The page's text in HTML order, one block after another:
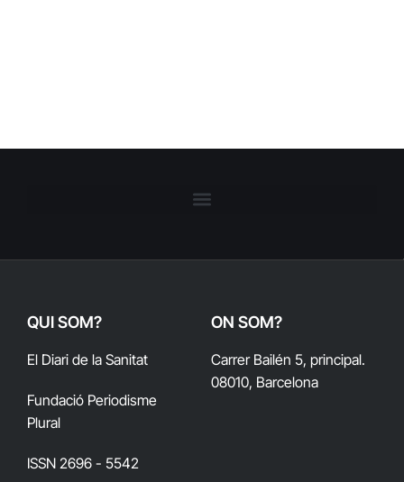
QUI SOM?
El Diari de la Sanitat
Fundació Periodisme
Plural
ISSN 2696 - 5542
ON SOM?
Carrer Bailén 5, principal.
08010, Barcelona